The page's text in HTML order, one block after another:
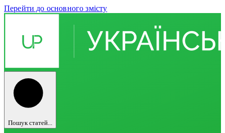
Перейти до основного змісту
Пошук статей...